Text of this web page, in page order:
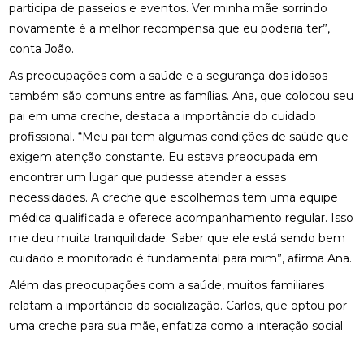
participa de passeios e eventos. Ver minha mãe sorrindo
novamente é a melhor recompensa que eu poderia ter”,
conta João.
As preocupações com a saúde e a segurança dos idosos
também são comuns entre as famílias. Ana, que colocou seu
pai em uma creche, destaca a importância do cuidado
profissional. “Meu pai tem algumas condições de saúde que
exigem atenção constante. Eu estava preocupada em
encontrar um lugar que pudesse atender a essas
necessidades. A creche que escolhemos tem uma equipe
médica qualificada e oferece acompanhamento regular. Isso
me deu muita tranquilidade. Saber que ele está sendo bem
cuidado e monitorado é fundamental para mim”, afirma Ana.
Além das preocupações com a saúde, muitos familiares
relatam a importância da socialização. Carlos, que optou por
uma creche para sua mãe, enfatiza como a interação social